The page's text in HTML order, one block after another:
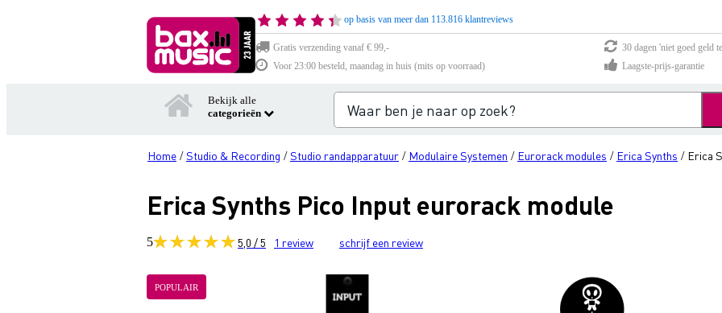
op basis van meer dan 113.816 klantreviews
Gratis verzending vanaf € 99,-
30 dagen 'niet goed geld
Voor 23:00 besteld, maandag in huis (mits op voorraad)
Laagste-prijs-garantie
Bekijk alle
categorieën
Home /Studio & Recording /Studio randapparatuur / Modulaire Systemen / Eurorack modules / Erica Synths / Erica
Erica Synths Pico Input eurorack module
5 5,0 / 5 1 review schrijf een review
POPULAIR